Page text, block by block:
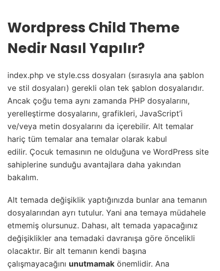
Wordpress Child Theme
Nedir Nasıl Yapılır?
index.php ve style.css dosyaları (sırasıyla ana şablon
ve stil dosyaları) gerekli olan tek şablon dosyalarıdır.
Ancak çoğu tema aynı zamanda PHP dosyalarını,
yerelleştirme dosyalarını, grafikleri, JavaScript’i
ve/veya metin dosyalarını da içerebilir. Alt temalar
hariç tüm temalar ana temalar olarak kabul
edilir. Çocuk temasının ne olduğuna ve WordPress site
sahiplerine sunduğu avantajlara daha yakından
bakalım.
Alt temada değişiklik yaptığınızda bunlar ana temanın
dosyalarından ayrı tutulur. Yani ana temaya müdahele
etmemiş olursunuz. Dahası, alt temada yapacağınız
değişiklikler ana temadaki davranışa göre öncelikli
olacaktır. Bir alt temanın kendi başına
çalışmayacağını unutmamak önemlidir. Ana